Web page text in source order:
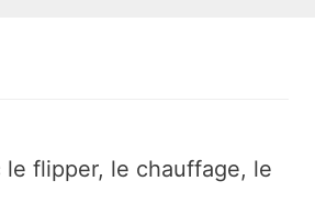
le flipper, le chauffage, le